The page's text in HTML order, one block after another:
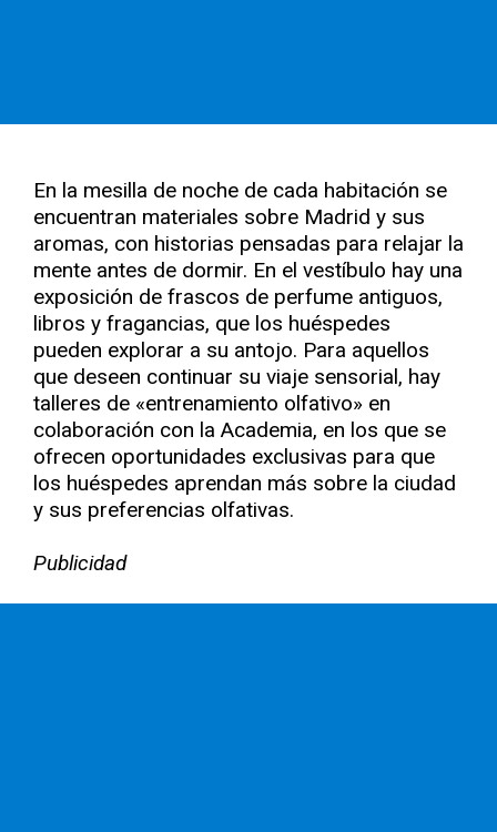
En la mesilla de noche de cada habitación se
encuentran materiales sobre Madrid y sus
aromas, con historias pensadas para relajar la
mente antes de dormir. En el vestíbulo hay una
exposición de frascos de perfume antiguos,
libros y fragancias, que los huéspedes
pueden explorar a su antojo. Para aquellos
que deseen continuar su viaje sensorial, hay
talleres de «entrenamiento olfativo» en
colaboración con la Academia, en los que se
ofrecen oportunidades exclusivas para que
los huéspedes aprendan más sobre la ciudad
y sus preferencias olfativas.
Publicidad